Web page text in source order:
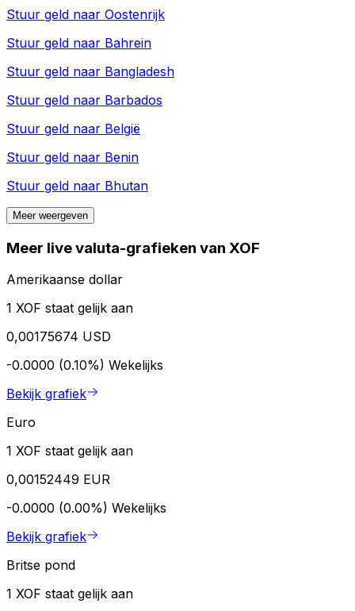
Stuur geld naar Oostenrijk
Stuur geld naar Bahrein
Stuur geld naar Bangladesh
Stuur geld naar Barbados
Stuur geld naar België
Stuur geld naar Benin
Stuur geld naar Bhutan
Meer weergeven
Meer live valuta-grafieken van XOF
Amerikaanse dollar
1 XOF staat gelijk aan
0,00175674 USD
-0.0000 (0.10%) Wekelijks
Bekijk grafiek
Euro
1 XOF staat gelijk aan
0,00152449 EUR
-0.0000 (0.00%) Wekelijks
Bekijk grafiek
Britse pond
1 XOF staat gelijk aan